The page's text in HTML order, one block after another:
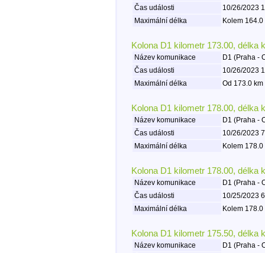
Čas události
10/26/2023
Maximální délka
Kolem
Kolona D1 kilometr 173.00, délka
Název komunikace
D1 (Praha -
Čas události
10/26/2023
Maximální délka
Od 173.0
Kolona D1 kilometr 178.00, délka
Název komunikace
D1 (Praha -
Čas události
10/26/2023
Maximální délka
Kolem
Kolona D1 kilometr 178.00, délka
Název komunikace
D1 (Praha -
Čas události
10/25/2023
Maximální délka
Kolem
Kolona D1 kilometr 175.50, délka
Název komunikace
D1 (Praha -